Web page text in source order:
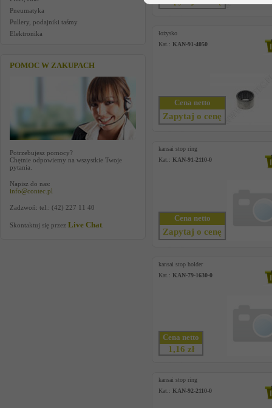
Pneumatyka
Pullery, podajniki taśmy
Elektronika
POMOC W ZAKUPACH
Potrzebujesz pomocy?
Chętnie odpowiemy na wszystkie Twoje
pytania.
Napisz do nas:
info@contec.pl
Zadzwoń: tel.: (42) 227 11 40
Skontaktuj się przez Live Chat
łożysko
Kat.: KAN-91-4050
Cena netto
Zapytaj o cenę
kansai stop ring
Kat.: KAN-91-2110-0
Cena netto
Zapytaj o cenę
kansai stop holder
Kat.: KAN-79-1630-0
Cena netto
1,16 zł
kansai stop ring
Kat.: KAN-92-2110-0